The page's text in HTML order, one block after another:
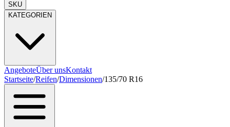
SKU
KATEGORIEN
AngeboteÜber unsKontakt
Startseite/Reifen/Dimensionen/135/70 R16